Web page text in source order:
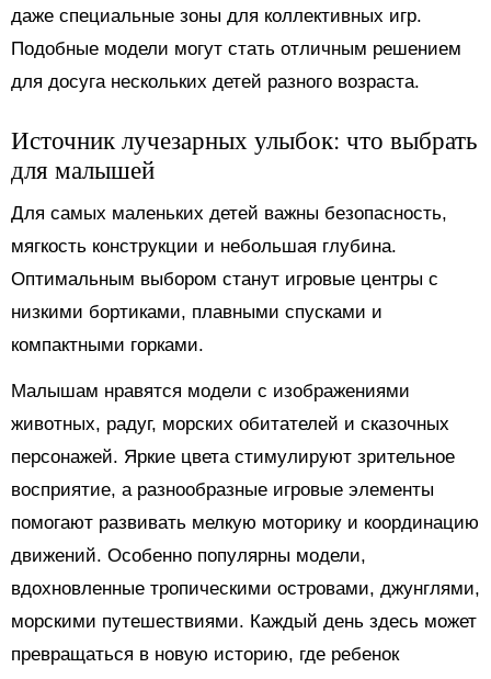
даже специальные зоны для коллективных игр.
Подобные модели могут стать отличным решением
для досуга нескольких детей разного возраста.
Источник лучезарных улыбок: что выбрать
для малышей
Для самых маленьких детей важны безопасность,
мягкость конструкции и небольшая глубина.
Оптимальным выбором станут игровые центры с
низкими бортиками, плавными спусками и
компактными горками.
Малышам нравятся модели с изображениями
животных, радуг, морских обитателей и сказочных
персонажей. Яркие цвета стимулируют зрительное
восприятие, а разнообразные игровые элементы
помогают развивать мелкую моторику и координацию
движений. Особенно популярны модели,
вдохновленные тропическими островами, джунглями,
морскими путешествиями. Каждый день здесь может
превращаться в новую историю, где ребенок